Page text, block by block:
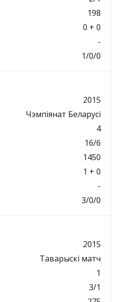
198
0 + 0
-
1/0/0
2015
Чэмпіянат Беларусі
4
16/6
1450
1 + 0
-
3/0/0
2015
Таварыскі матч
1
3/1